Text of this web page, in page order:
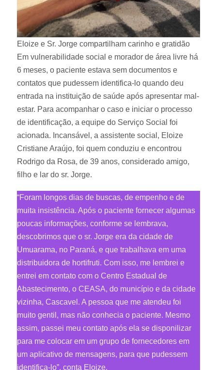
Eloize e Sr. Jorge compartilham carinho e gratidão
Em vulnerabilidade social e morador de área livre há
6 meses, o paciente estava sem documentos e
contatos que pudessem identifica-lo quando deu
entrada na instituição de saúde após apresentar mal-
estar. Para acompanhar o caso e iniciar o processo
de identificação, a equipe do Serviço Social foi
acionada. Incansável, a assistente social, Eloize
Cristiane Araújo, foi quem conduziu e encontrou
Rodrigo da Rosa, de 39 anos, considerado amigo,
filho e lar do sr. Jorge.
“Foram longos dias de buscas, de empenho e de
muita insistência. Após o paciente fornecer algumas
poucas informações, conforme se lembrava,
descobrimos que o sr. Jorge era da cidade de
Umuarama, no Paraná, e que trabalhava em uma
distribuidora de hortifruti. Com isso, me lembrei e
entrei em contato com o Centro Estadual de
Abastecimento, o CEASA, do município e da cidade
vizinha, Cascavel. A pessoa que me atendeu foi
muito gentil, mas não conhecia o paciente. Mesmo
assim, passei meu contato após ela se disponilizar
para me colocar em um grupo de fornecedores em
um aplicativo de mensagens, para que pudessem
identifica-lo”, conta Eloize.